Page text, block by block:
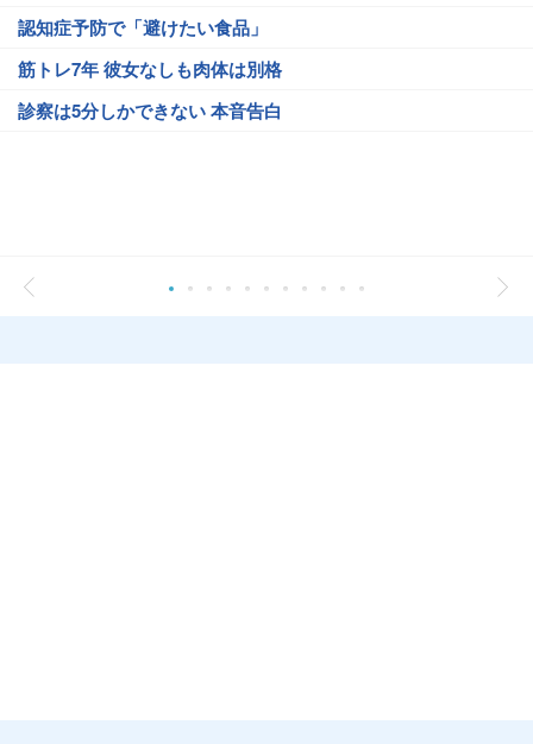
認知症予防で「避けたい食品」
筋トレ7年 彼女なしも肉体は別格
診察は5分しかできない 本音告白